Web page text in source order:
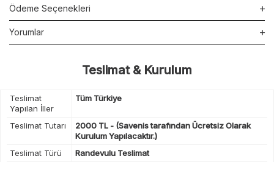
Ödeme Seçenekleri
Yorumlar
Teslimat & Kurulum
Teslimat
Yapılan İller
Tüm Türkiye
Teslimat Tutarı
2000 TL - (Savenis tarafından Ücretsiz Olarak
Kurulum Yapılacaktır.)
Teslimat Türü
Randevulu Teslimat